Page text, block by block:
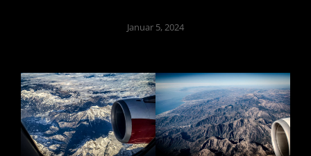
Januar 5, 2024